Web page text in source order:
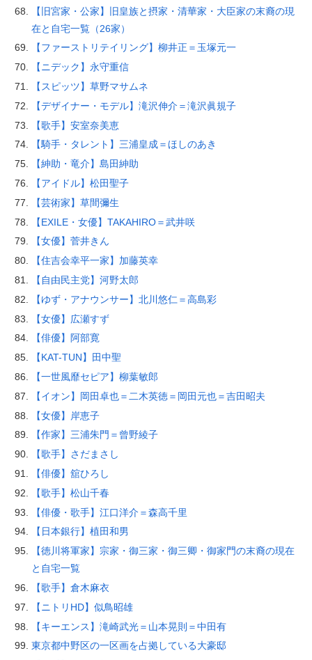
【旧宮家・公家】旧皇族と摂家・清華家・大臣家の末裔の現
在と自宅一覧（26家）
【ファーストリテイリング】柳井正＝玉塚元一
【ニデック】永守重信
【スピッツ】草野マサムネ
【デザイナー・モデル】滝沢伸介＝滝沢眞規子
【歌手】安室奈美恵
【騎手・タレント】三浦皇成＝ほしのあき
【紳助・竜介】島田紳助
【アイドル】松田聖子
【芸術家】草間彌生
【EXILE・女優】TAKAHIRO＝武井咲
【女優】菅井きん
【住吉会幸平一家】加藤英幸
【自由民主党】河野太郎
【ゆず・アナウンサー】北川悠仁＝高島彩
【女優】広瀬すず
【俳優】阿部寛
【KAT-TUN】田中聖
【一世風靡セピア】柳葉敏郎
【イオン】岡田卓也＝二木英徳＝岡田元也＝吉田昭夫
【女優】岸恵子
【作家】三浦朱門＝曾野綾子
【歌手】さだまさし
【俳優】舘ひろし
【歌手】松山千春
【俳優・歌手】江口洋介＝森高千里
【日本銀行】植田和男
【徳川将軍家】宗家・御三家・御三卿・御家門の末裔の現在
と自宅一覧
【歌手】倉木麻衣
【ニトリHD】似鳥昭雄
【キーエンス】滝崎武光＝山本晃則＝中田有
東京都中野区の一区画を占拠している大豪邸